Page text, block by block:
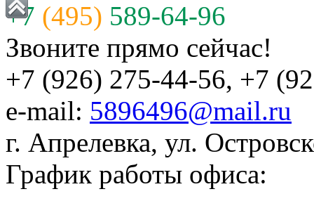
+7 (495) 589-64-96
Звоните прямо сейчас!
+7 (926) 275-44-56, +7
e-mail: 5896496@mail.ru
г. Апрелевка, ул.
График работы офиса: